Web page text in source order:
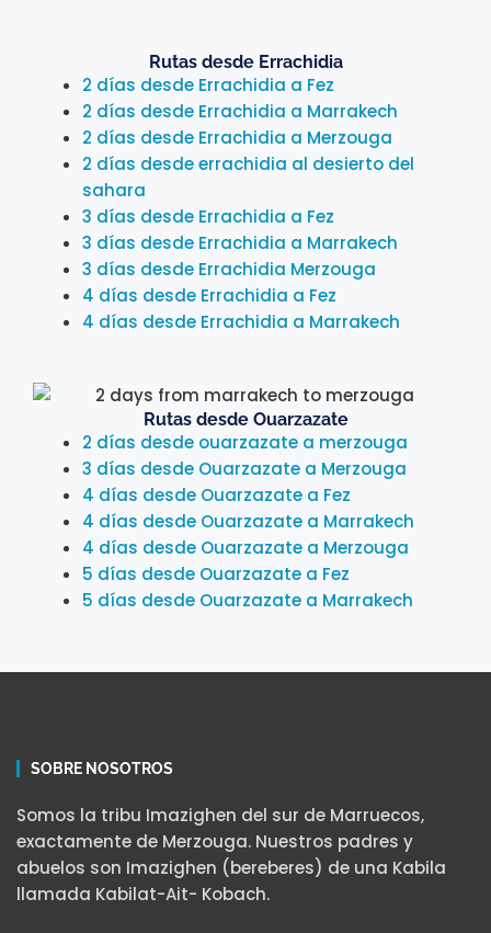
Rutas desde Errachidia
2 días desde Errachidia a Fez
2 días desde Errachidia a Marrakech
2 días desde Errachidia a Merzouga
2 días desde errachidia al desierto del
sahara
3 días desde Errachidia a Fez
3 días desde Errachidia a Marrakech
3 días desde Errachidia Merzouga
4 días desde Errachidia a Fez
4 días desde Errachidia a Marrakech
Rutas desde Ouarzazate
2 días desde ouarzazate a merzouga
3 días desde Ouarzazate a Merzouga
4 días desde Ouarzazate a Fez
4 días desde Ouarzazate a Marrakech
4 días desde Ouarzazate a Merzouga
5 días desde Ouarzazate a Fez
5 días desde Ouarzazate a Marrakech
SOBRE NOSOTROS
Somos la tribu Imazighen del sur de Marruecos,
exactamente de Merzouga. Nuestros padres y
abuelos son Imazighen (bereberes) de una Kabila
llamada Kabilat-Ait- Kobach.